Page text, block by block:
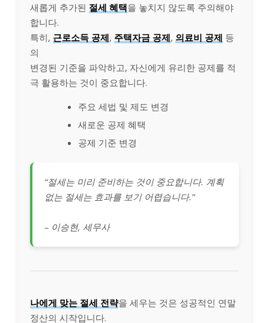
새롭게 추가된 절세 혜택을 놓치지 않도록 주의해야
합니다.
특히, 근로소득 공제, 주택자금 공제, 의료비 공제 등
의
변경된 기준을 파악하고, 자신에게 유리한 공제를 적
극 활용하는 것이 중요합니다.
주요 세법 및 제도 변경
새로운 공제 혜택
공제 기준 변경
“절세는 미리 준비하는 것이 중요합니다. 계획
없는 절세는 효과를 보기 어렵습니다.”
– 이승현, 세무사
나에게 맞는 절세 전략을 세우는 것은 성공적인 연말
정산의 시작입니다.